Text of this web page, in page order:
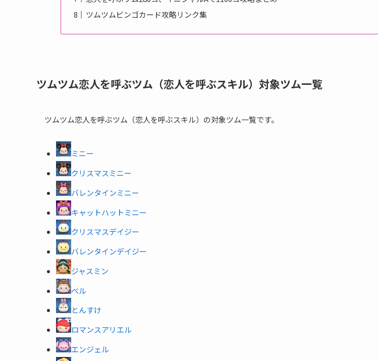
ツムツムビンゴカード攻略リンク集
ツムツム恋人を呼ぶツム（恋人を呼ぶスキル）対象ツム一覧
ツムツム恋人を呼ぶツム（恋人を呼ぶスキル）の対象ツム一覧です。
ミニー
クリスマスミニー
バレンタインミニー
キャットハットミニー
クリスマスデイジー
バレンタインデイジー
ジャスミン
ベル
とんすけ
ロマンスアリエル
エンジェル